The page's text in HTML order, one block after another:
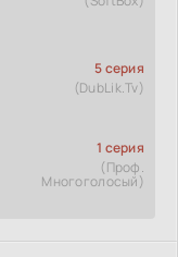
5 серия
(DubLik.Tv)
1 серия
(Проф.
Многоголосый)